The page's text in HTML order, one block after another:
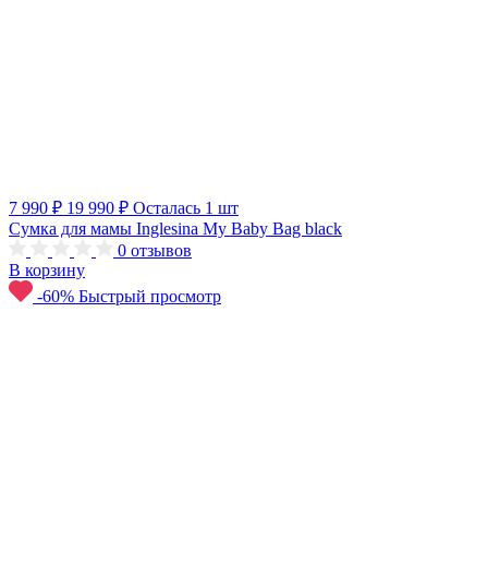
7 990 ₽ 19 990 ₽ Осталась 1 шт
Сумка для мамы Inglesina My Baby Bag black
0 отзывов
В корзину
-60% Быстрый просмотр